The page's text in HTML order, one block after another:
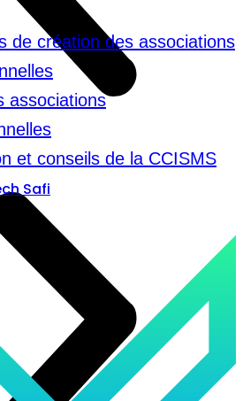
de création des associations
associations
et conseils de la CCISMS
Safi